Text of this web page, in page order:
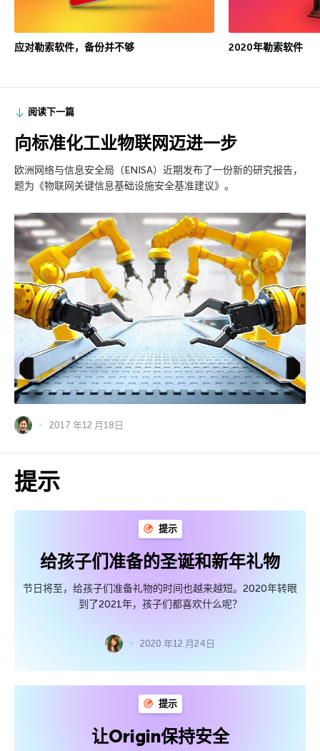
应对勒索软件，备份并不够 2020年勒索软件
阅读下一篇
向标准化工业物联网迈进一步
欧洲网络与信息安全局（ENISA）近期发布了一份新的研究报告，
题为《物联网关键信息基础设施安全基准建议》。
2017 年12 月18日
提示
提示
给孩子们准备的圣诞和新年礼物
节日将至，给孩子们准备礼物的时间也越来越短。2020年转眼
到了2021年，孩子们都喜欢什么呢？
2020 年12 月24日
提示
让Origin保持安全